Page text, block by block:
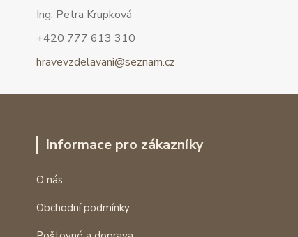
Ing. Petra Krupková
+420 777 613 310
hravevzdelavani@seznam.cz
Informace pro zákazníky
O nás
Obchodní podmínky